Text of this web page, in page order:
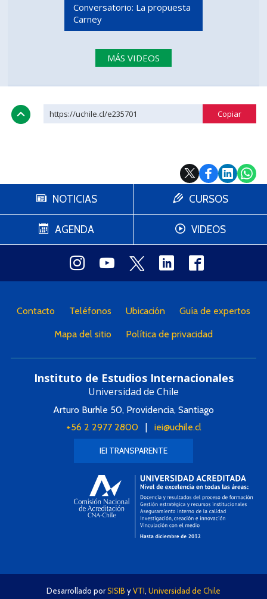
Conversatorio: La propuesta
Carney
MÁS VIDEOS
https://uchile.cl/e235701
NOTICIAS
AGENDA
CURSOS
VIDEOS
Contacto Teléfonos Ubicación Guía de expertos
Mapa del sitio Política de privacidad
Instituto de Estudios Internacionales
Universidad de Chile
Arturo Burhle 50, Providencia, Santiago
+56 2 2977 2800| iei@uchile.cl
IEI TRANSPARENTE
Desarrollado porSISIB yVTI, Universidad de Chile